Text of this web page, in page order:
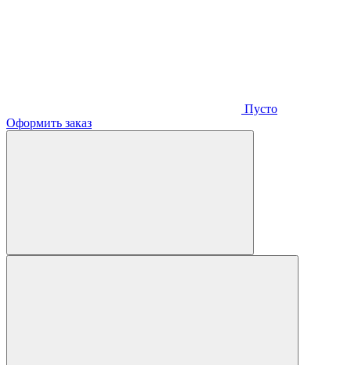
Пусто
Оформить заказ